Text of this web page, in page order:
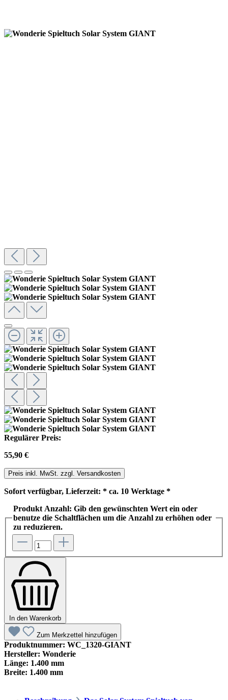
Regulärer Preis:
55,90 €
Preis inkl. MwSt. zzgl. Versandkosten
Sofort verfügbar, Lieferzeit: * ca. 10 Werktage *
Produkt Anzahl: Gib den gewünschten Wert ein oder
benutze die Schaltflächen um die Anzahl zu erhöhen oder
zu reduzieren.
In den Warenkorb
Zum Merkzettel hinzufügen
Produktnummer: WC_1320-GIANT
Hersteller: Wonderie
Länge: 1.400 mm
Breite: 1.400 mm